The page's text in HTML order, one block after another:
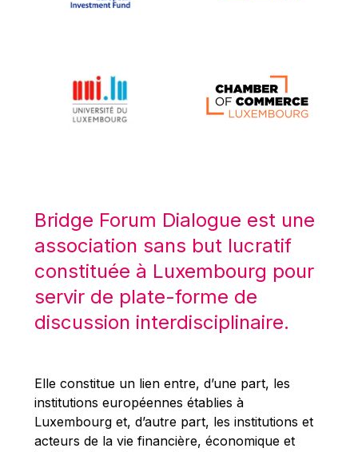
Lars Heikensten
Lucas Papademos
Máire Geoghegan-Quinn
Mario Centeno
Mario Monti
Maroš ŠEFČOVIČ
Martin Bailey
Martine Reicherts
Michael Sohlman
Michel Goedert
Mireille Delmas-Marty
Bridge Forum Dialogue est une
association sans but lucratif
constituée à Luxembourg pour
servir de plate-forme de
discussion interdisciplinaire.
Elle constitue un lien entre, d’une part, les
institutions européennes établies à
Luxembourg et, d’autre part, les institutions et
acteurs de la vie financière, économique et